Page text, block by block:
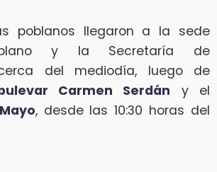
poblanos llegaron a la sede
y la Secretaría de
del mediodía, luego de
Carmen Serdán y el
, desde las 10:30 horas del